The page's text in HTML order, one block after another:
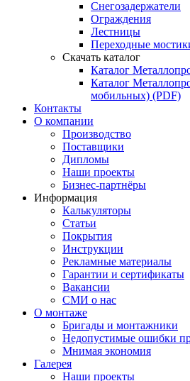
Снегозадержатели
Ограждения
Лестницы
Переходные
Скачать каталог
Каталог
Каталог
мобильных) (PDF)
Контакты
О компании
Производство
Поставщики
Дипломы
Наши проекты
Бизнес-партнёры
Информация
Калькуляторы
Статьи
Покрытия
Инструкции
Рекламные материалы
Гарантии и сертификаты
Вакансии
СМИ о нас
О монтаже
Бригады и монтажники
Недопустимые ошибки
Мнимая экономия
Галерея
Наши проекты